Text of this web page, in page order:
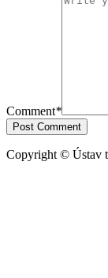
Comment*
Post Comment
Copyright © Ústav